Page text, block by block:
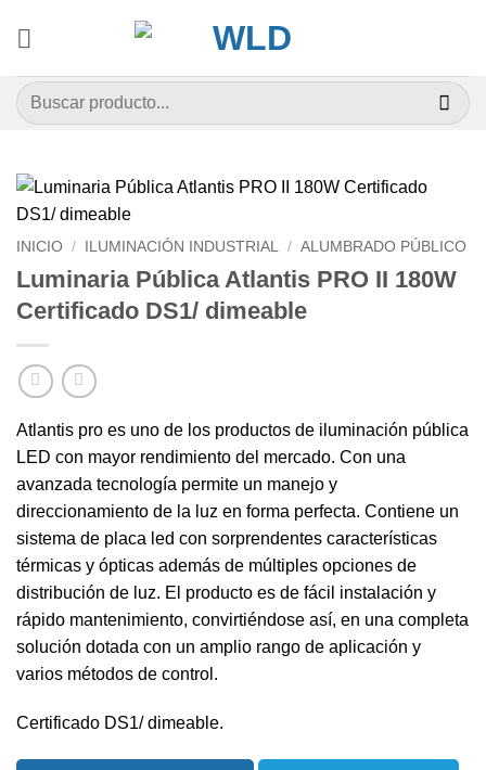
Buscar
por:
INICIO / ILUMINACIÓN INDUSTRIAL / ALUMBRADO PÚBLICO
Luminaria Pública Atlantis PRO II 180W
Certificado DS1/ dimeable
Atlantis pro es uno de los productos de iluminación pública
LED con mayor rendimiento del mercado. Con una
avanzada tecnología permite un manejo y
direccionamiento de la luz en forma perfecta. Contiene un
sistema de placa led con sorprendentes características
térmicas y ópticas además de múltiples opciones de
distribución de luz. El producto es de fácil instalación y
rápido mantenimiento, convirtiéndose así, en una completa
solución dotada con un amplio rango de aplicación y
varios métodos de control.
Certificado DS1/ dimeable.